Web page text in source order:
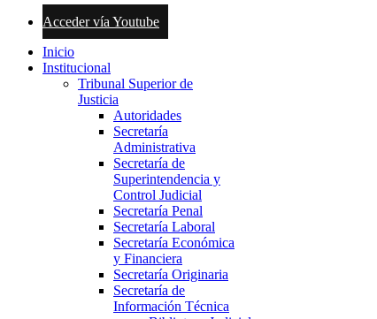
Acceder vía Youtube
Inicio
Institucional
Tribunal Superior de
Justicia
Autoridades
Secretaría
Administrativa
Secretaría de
Superintendencia y
Control Judicial
Secretaría Penal
Secretaría Laboral
Secretaría Económica
y Financiera
Secretaría Originaria
Secretaría de
Información Técnica